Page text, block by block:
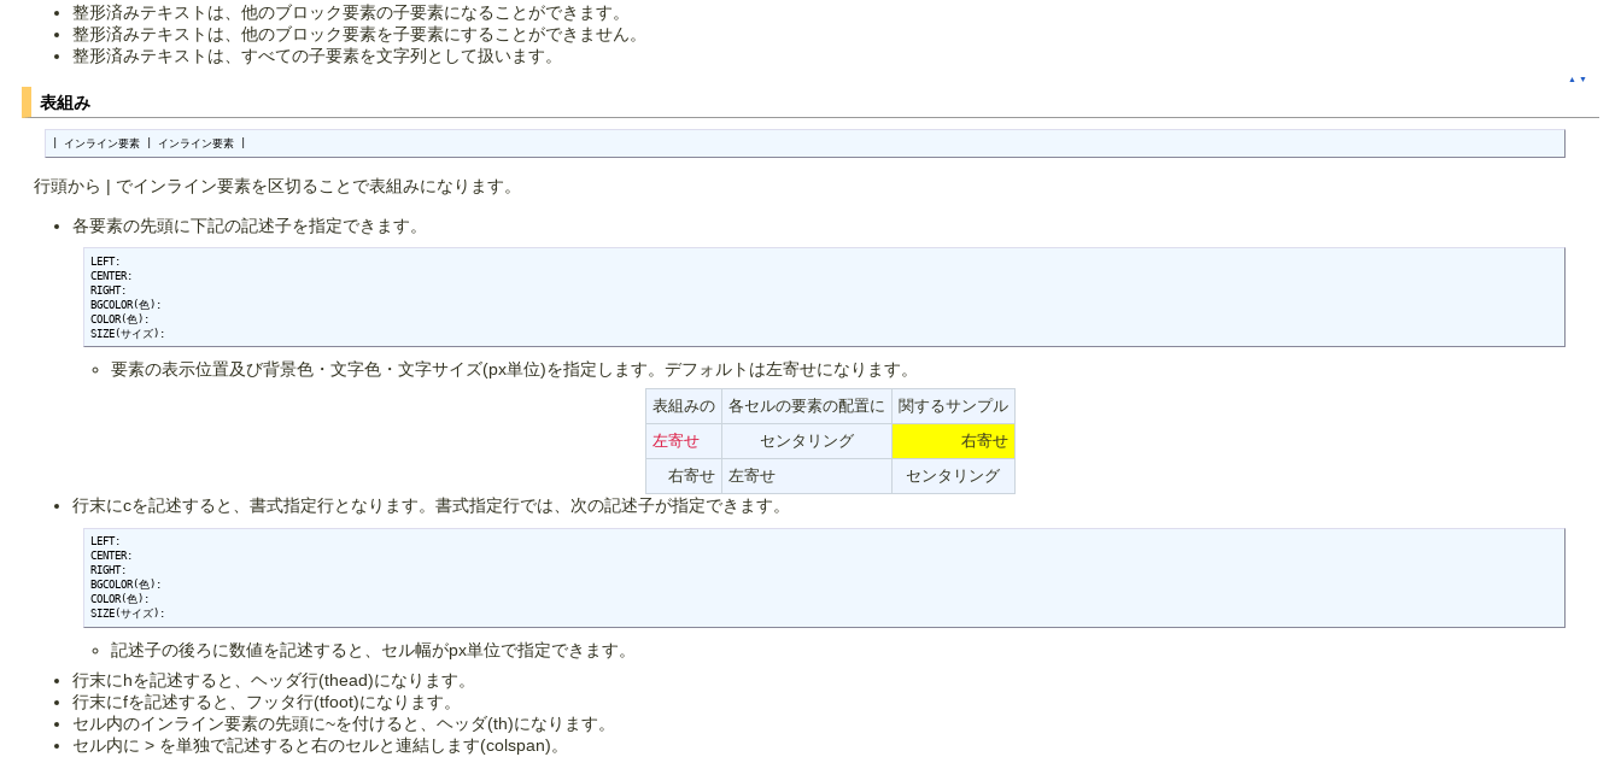
整形済みテキストは、他のブロック要素の子要素になることができます。
整形済みテキストは、他のブロック要素を子要素にすることができません。
整形済みテキストは、すべての子要素を文字列として扱います。
▲ ▼
表組み
| インライン要素 | インライン要素 |
行頭から | でインライン要素を区切ることで表組みになります。
各要素の先頭に下記の記述子を指定できます。
LEFT:
CENTER:
RIGHT:
BGCOLOR(色):
COLOR(色):
SIZE(サイズ):
要素の表示位置及び背景色・文字色・文字サイズ(px単位)を指定します。デフォルトは左寄せになります。
表組みの 各セルの要素の配置に
関するサンプル
左寄せ
センタリング
右寄せ
右寄せ
左寄せ センタリング
行末にcを記述すると、書式指定行となります。書式指定行では、次の記述子が指定できます。
LEFT:
CENTER:
RIGHT:
BGCOLOR(色):
COLOR(色):
SIZE(サイズ):
記述子の後ろに数値を記述すると、セル幅がpx単位で指定できます。
行末にhを記述すると、ヘッダ行(thead)になります。
行末にfを記述すると、フッタ行(tfoot)になります。
セル内のインライン要素の先頭に~を付けると、ヘッダ(th)になります。
セル内に > を単独で記述すると右のセルと連結します(colspan)。